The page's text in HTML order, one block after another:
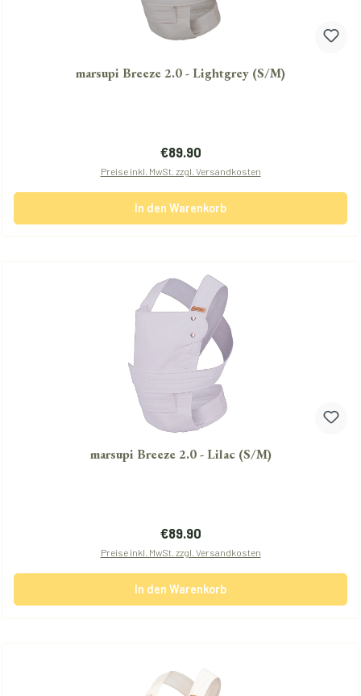
marsupi Breeze 2.0 - Lightgrey (S/M)
Regulärer Preis:
€89.90
Preise inkl. MwSt. zzgl. Versandkosten
In den Warenkorb
marsupi Breeze 2.0 - Lilac (S/M)
Regulärer Preis:
€89.90
Preise inkl. MwSt. zzgl. Versandkosten
In den Warenkorb